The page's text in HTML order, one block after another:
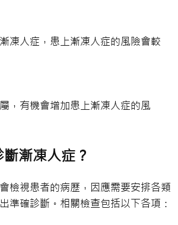
凍人症，患上漸凍人症的風險會較
，有機會增加患上漸凍人症的風
漸凍人症？
檢視患者的病歷，因應需要安排各類
準確診斷。相關檢查包括以下各項：